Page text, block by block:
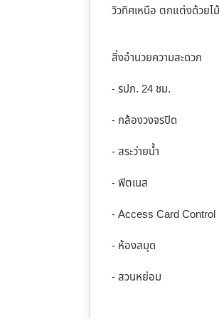
วิวทิศเหนือ ตกแต่งด้วยไ
สิ่งอำนวยความสะดวก
- รปภ. 24 ชม.
- กล้องวงจรปิด
- สระว่ายน้ำ
- ฟิตเนส
- Access Card Control
- ห้องสมุด
- สวนหย่อม